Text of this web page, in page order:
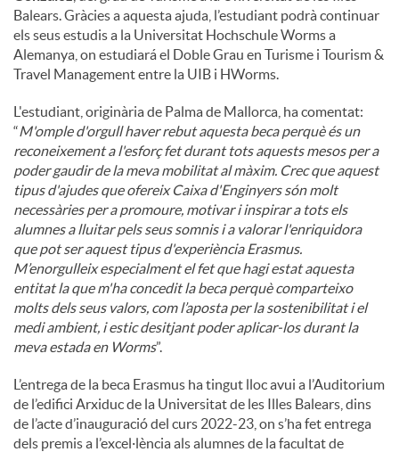
Balears. Gràcies a aquesta ajuda, l’estudiant podrà continuar
els seus estudis a la Universitat Hochschule Worms a
Alemanya, on estudiará el Doble Grau en Turisme i Tourism &
Travel Management entre la UIB i HWorms.
L'estudiant, originària de Palma de Mallorca, ha comentat:
“M'omple d'orgull haver rebut aquesta beca perquè és un
reconeixement a l'esforç fet durant tots aquests mesos per a
poder gaudir de la meva mobilitat al màxim. Crec que aquest
tipus d'ajudes que ofereix Caixa d'Enginyers són molt
necessàries per a promoure, motivar i inspirar a tots els
alumnes a lluitar pels seus somnis i a valorar l'enriquidora
que pot ser aquest tipus d'experiència Erasmus.
M’enorgulleix especialment el fet que hagi estat aquesta
entitat la que m'ha concedit la beca perquè comparteixo
molts dels seus valors, com l’aposta per la sostenibilitat i el
medi ambient, i estic desitjant poder aplicar-los durant la
meva estada en Worms”.
L’entrega de la beca Erasmus ha tingut lloc avui a l’Auditorium
de l’edifici Arxiduc de la Universitat de les Illes Balears, dins
de l’acte d’inauguració del curs 2022-23, on s’ha fet entrega
dels premis a l’excel·lència als alumnes de la facultat de